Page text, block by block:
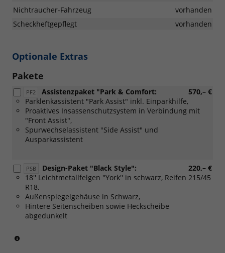
Nichtraucher-Fahrzeug
vorhanden
Scheckheftgepflegt
vorhanden
Optionale Extras
Pakete
PF2 570,– €
Assistenzpaket "Park & Comfort:
Parklenkassistent "Park Assist" inkl. Einparkhilfe,
Proaktives Insassenschutzsystem in Verbindung mit
"Front Assist",
Spurwechselassistent "Side Assist" und
Ausparkassistent
PSB 220,– €
Design-Paket "Black Style":
18'' Leichtmetallfelgen ''York'' in schwarz, Reifen 215/45
R18,
Außenspiegelgehäuse in Schwarz,
Hintere Seitenscheiben sowie Heckscheibe
abgedunkelt